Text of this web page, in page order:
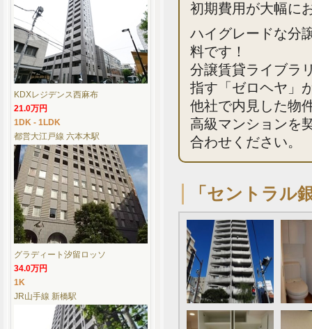
初期費用が大幅に
ハイグレードな分
料です！
分譲賃貸ライブラ
指す「ゼロヘヤ」
他社で内見した物
高級マンションを
合わせください。
「セントラル
KDXレジデンス西麻布
21.0万円
1DK - 1LDK
都営大江戸線 六本木駅
グラディート汐留ロッソ
34.0万円
1K
JR山手線 新橋駅